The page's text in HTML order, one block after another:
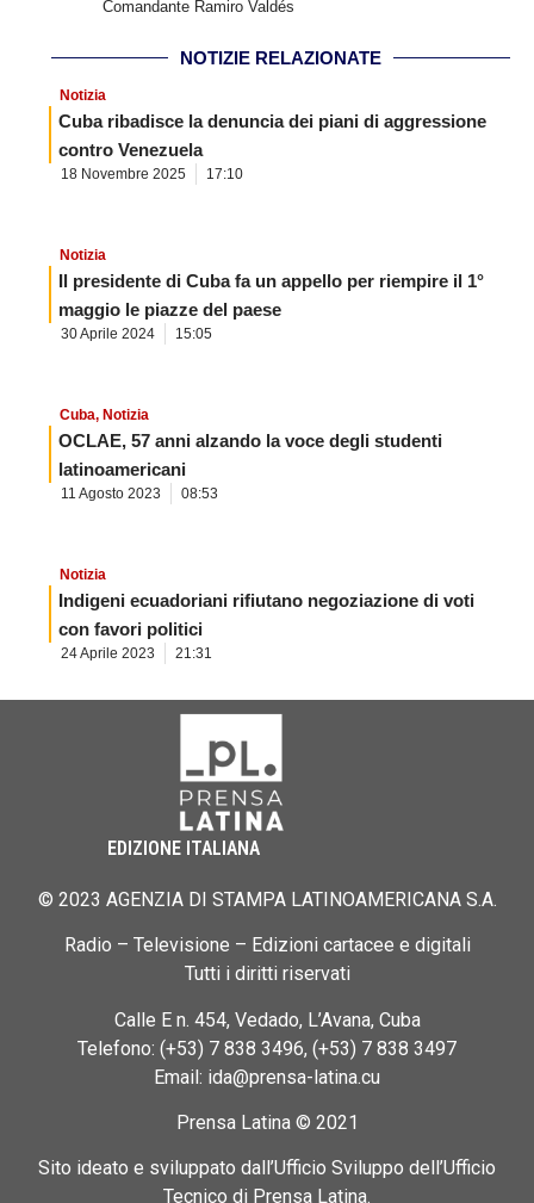
Comandante Ramiro Valdés
NOTIZIE RELAZIONATE
Notizia
Cuba ribadisce la denuncia dei piani di aggressione
contro Venezuela
18 Novembre 2025 17:10
Notizia
Il presidente di Cuba fa un appello per riempire il 1°
maggio le piazze del paese
30 Aprile 2024 15:05
Cuba, Notizia
OCLAE, 57 anni alzando la voce degli studenti
latinoamericani
11 Agosto 2023 08:53
Notizia
Indigeni ecuadoriani rifiutano negoziazione di voti
con favori politici
24 Aprile 2023 21:31
EDIZIONE ITALIANA
© 2023 AGENZIA DI STAMPA LATINOAMERICANA S.A.
Radio – Televisione – Edizioni cartacee e digitali
Tutti i diritti riservati
Calle E n. 454, Vedado, L’Avana, Cuba
Telefono: (+53) 7 838 3496, (+53) 7 838 3497
Email: ida@prensa-latina.cu
Prensa Latina © 2021
Sito ideato e sviluppato dall’Ufficio Sviluppo dell’Ufficio
Tecnico di Prensa Latina.